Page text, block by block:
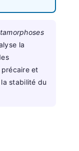
la
et
stabilité du